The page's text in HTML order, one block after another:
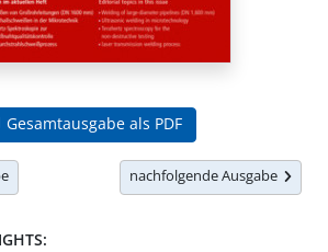
Gesamtausgabe als PDF
nachfolgende Ausgabe